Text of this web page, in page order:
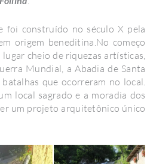
foi construído no século X pela
origem beneditina.No começo
cheio de riquezas artísticas,
Mundial, a Abadia de Santa
que ocorreram no local.
local sagrado e a moradia dos
um projeto arquitetônico único